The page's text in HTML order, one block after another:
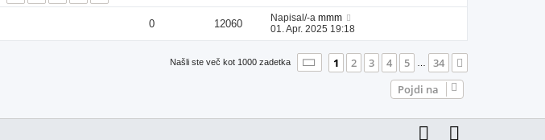
0 12060 Napisal/-a mmm
01. Apr. 2025 19:18
Našli ste več kot 1000 zadetka Stran 1od34
1 2 3 4 5 34
Pojdi na